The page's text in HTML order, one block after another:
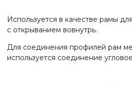
Используется в качестве рамы
с открыванием вовнутрь.
Для соединения профилей рам
используется соединение